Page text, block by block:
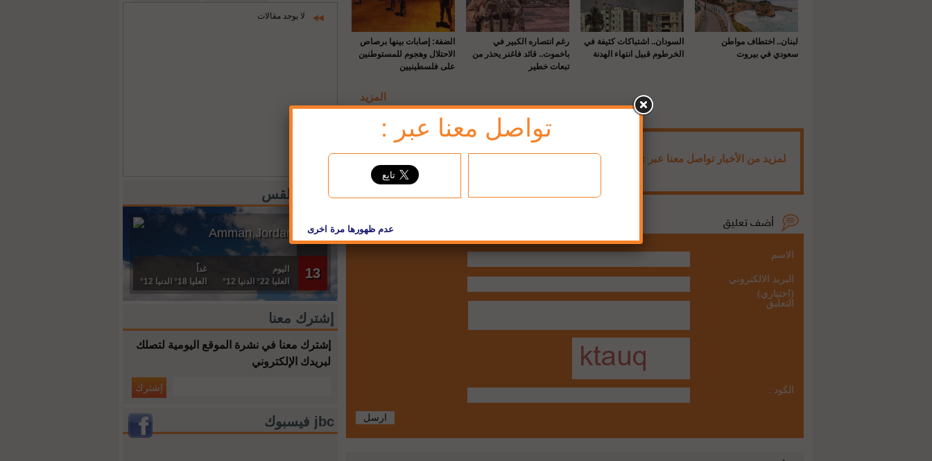
لا يوجد مقالات
حالة الطقس
°C
Amman,Jordan
13
اليوم
العليا 22° الدنيا 12°
غداً
العليا 18° الدنيا 12°
إشترك معنا
إشترك معنا في نشرة الموقع اليومية لتصلك
لبريدك الإلكتروني
jbc فيسبوك
لبنان.. اختطاف مواطن
سعودي في بيروت
السودان.. اشتباكات كثيفة في
الخرطوم قبيل انتهاء الهدنة
رغم انتصاره الكبير في
باخموت.. قائد فاغنر يحذر من
تبعات خطير
الضفة: إصابات بينها برصاص
الاحتلال وهجوم للمستوطنين
على فلسطينيين
المزيد
لمزيد من الأخبار تواصل معنا عبر :
الاسم
البريد الالكتروني
(اختياري)
التعليق
الكود :
تواصل معنا عبر :